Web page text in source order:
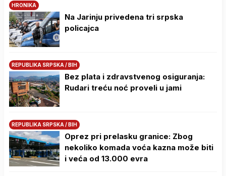
HRONIKA
Na Јarinju privedena tri srpska
policajca
REPUBLIKA SRPSKA / BIH
Bez plata i zdravstvenog osiguranja:
Rudari treću noć proveli u jami
REPUBLIKA SRPSKA / BIH
Oprez pri prelasku granice: Zbog
nekoliko komada voća kazna može biti
i veća od 13.000 evra